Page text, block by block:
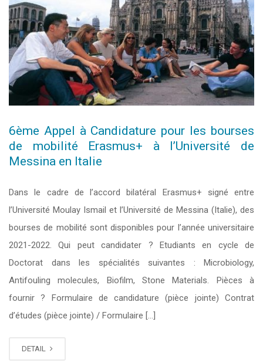
6ème Appel à Candidature pour les bourses
de mobilité Erasmus+ à l’Université de
Messina en Italie
Dans le cadre de l’accord bilatéral Erasmus+ signé entre
l’Université Moulay Ismail et l’Université de Messina (Italie), des
bourses de mobilité sont disponibles pour l’année universitaire
2021-2022. Qui peut candidater ? Etudiants en cycle de
Doctorat dans les spécialités suivantes : Microbiology,
Antifouling molecules, Biofilm, Stone Materials. Pièces à
fournir ? Formulaire de candidature (pièce jointe) Contrat
d’études (pièce jointe) / Formulaire […]
DETAIL